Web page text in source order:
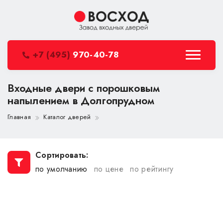
+7 (495) 970-40-78
Входные двери с порошковым
напылением в Долгопрудном
Главная Каталог дверей
Сортировать:
по умолчанию
по цене по рейтингу